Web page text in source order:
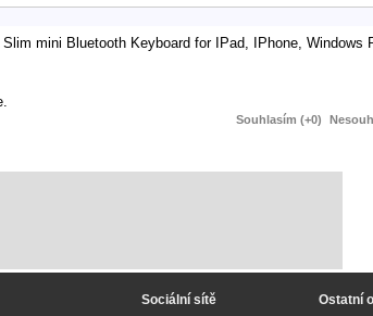
mini Bluetooth Keyboard for IPad, IPhone, Windows
Souhlasím (+0)
Sociální sítě Ostatní